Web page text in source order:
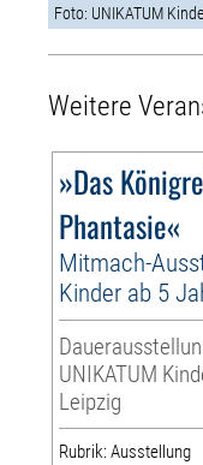
Foto: UNIKATUM
Weitere
»Das
Phantasie«
Mitmach-
Kinder ab 5
UNIKATUM
Leipzig
Rubrik: Ausstellung